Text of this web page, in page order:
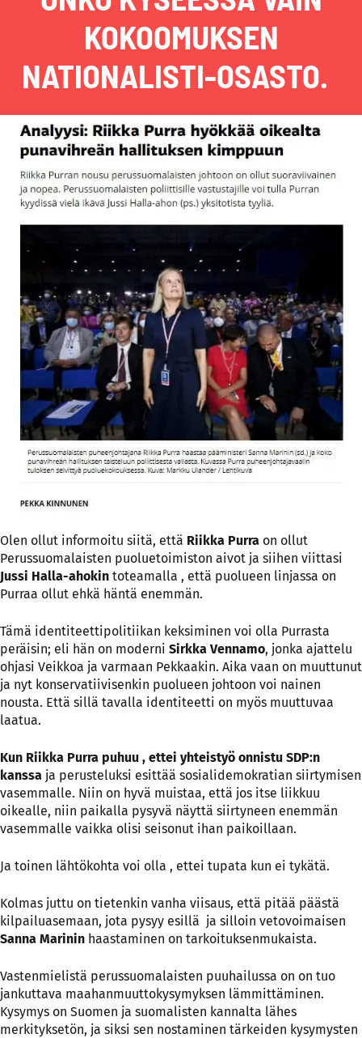
KOKOOMUKSEN
NATIONALISTI-OSASTO.
Olen ollut informoitu siitä, että Riikka Purra on ollut
Perussuomalaisten puoluetoimiston aivot ja siihen viittasi
Jussi Halla-ahokin toteamalla , että puolueen linjassa on
Purraa ollut ehkä häntä enemmän.
Tämä identiteettipolitiikan keksiminen voi olla Purrasta
peräisin; eli hän on moderni Sirkka Vennamo, jonka ajattelu
ohjasi Veikkoa ja varmaan Pekkaakin. Aika vaan on muuttunut
ja nyt konservatiivisenkin puolueen johtoon voi nainen
nousta. Että sillä tavalla identiteetti on myös muuttuvaa
laatua.
Kun Riikka Purra puhuu , ettei yhteistyö onnistu SDP:n
kanssa ja perusteluksi esittää sosialidemokratian siirtymisen
vasemmalle. Niin on hyvä muistaa, että jos itse liikkuu
oikealle, niin paikalla pysyvä näyttä siirtyneen enemmän
vasemmalle vaikka olisi seisonut ihan paikoillaan.
Ja toinen lähtökohta voi olla , ettei tupata kun ei tykätä.
Kolmas juttu on tietenkin vanha viisaus, että pitää päästä
kilpailuasemaan, jota pysyy esillä ja silloin vetovoimaisen
Sanna Marinin haastaminen on tarkoituksenmukaista.
Vastenmielistä perussuomalaisten puuhailussa on on tuo
jankuttava maahanmuuttokysymyksen lämmittäminen.
Kysymys on Suomen ja suomalisten kannalta lähes
merkityksetön, ja siksi sen nostaminen tärkeiden kysymysten